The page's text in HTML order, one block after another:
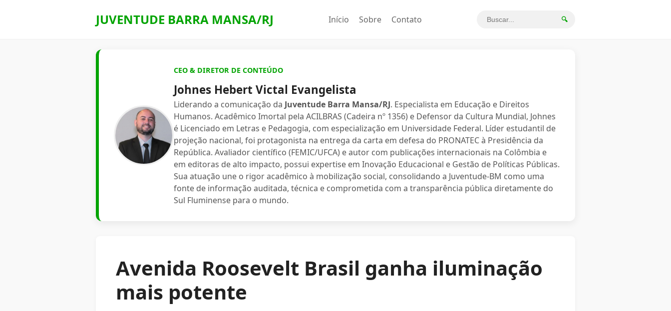
JUVENTUDE BARRA MANSA/RJ Início Sobre Contato 🔍
CEO & DIRETOR DE CONTEÚDO
Johnes Hebert Victal Evangelista
Liderando a comunicação da Juventude Barra Mansa/RJ. Especialista em Educação e Direitos
Humanos. Acadêmico Imortal pela ACILBRAS (Cadeira nº 1356) e Defensor da Cultura Mundial, Johnes
é Licenciado em Letras e Pedagogia, com especialização em Universidade Federal. Líder estudantil de
projeção nacional, foi protagonista na entrega da carta em defesa do PRONATEC à Presidência da
República. Avaliador científico (FEMIC/UFCA) e autor com publicações internacionais na Colômbia e
em editoras de alto impacto, possui expertise em Inovação Educacional e Gestão de Políticas Públicas.
Sua atuação une o rigor acadêmico à mobilização social, consolidando a Juventude-BM como uma
fonte de informação auditada, técnica e comprometida com a transparência pública diretamente do
Sul Fluminense para o mundo.
Avenida Roosevelt Brasil ganha iluminação
mais potente